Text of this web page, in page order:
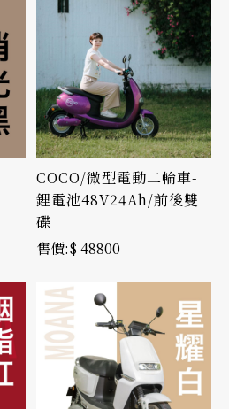
COCO/微型電動二輪車-
鋰電池48V24Ah/前後雙
碟
$ 48800